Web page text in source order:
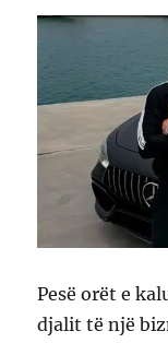
Pesë orët e
djalit të një